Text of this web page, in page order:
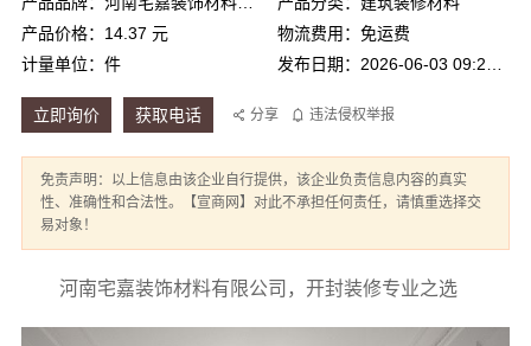
产品价格：14.37 元
物流费用：免运费
计量单位：件
立即询价 获取电话 分享 违法侵权举报
免责声明：以上信息由该企业自行提供，该企业负责信息内容的真实
性、准确性和合法性。【宣商网】对此不承担任何责任，请慎重选择交
易对象！
河南宅嘉装饰材料有限公司，开封装修专业之选